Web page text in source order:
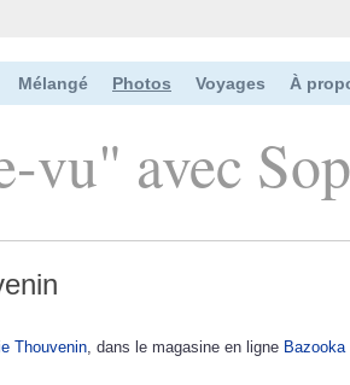
Mélangé Photos Voyages À
vu" avec
Thouvenin , dans le magasine en ligne Bazooka